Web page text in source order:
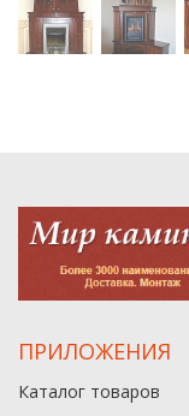
ПРИЛОЖЕНИЯ
Каталог товаров